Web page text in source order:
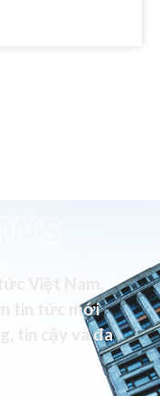
Việt Nam,
tin tức mới
tin cậy và đa